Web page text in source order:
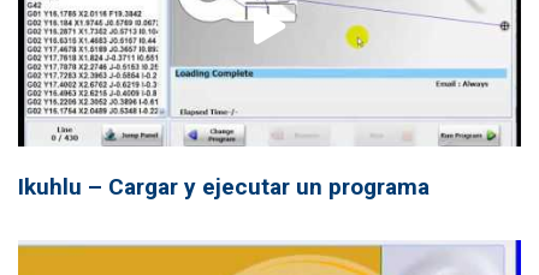
Ikuhlu – Cargar y ejecutar un programa